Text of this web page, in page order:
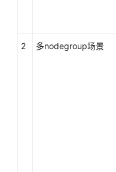
2 多nodegroup场景